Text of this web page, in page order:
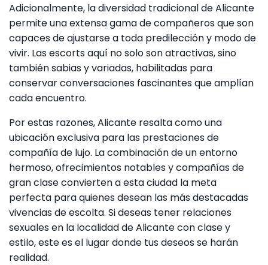
Adicionalmente, la diversidad tradicional de Alicante
permite una extensa gama de compañeros que son
capaces de ajustarse a toda predilección y modo de
vivir. Las escorts aquí no solo son atractivas, sino
también sabias y variadas, habilitadas para
conservar conversaciones fascinantes que amplían
cada encuentro.
Por estas razones, Alicante resalta como una
ubicación exclusiva para las prestaciones de
compañía de lujo. La combinación de un entorno
hermoso, ofrecimientos notables y compañías de
gran clase convierten a esta ciudad la meta
perfecta para quienes desean las más destacadas
vivencias de escolta. Si deseas tener relaciones
sexuales en la localidad de Alicante con clase y
estilo, este es el lugar donde tus deseos se harán
realidad.